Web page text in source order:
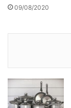
09/08/2020